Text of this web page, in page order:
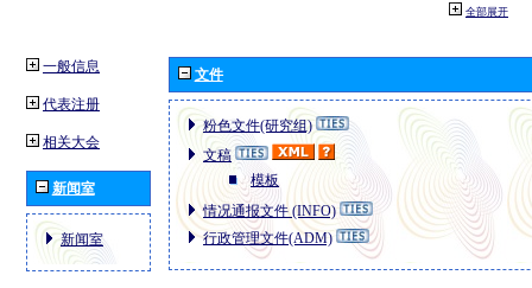
全部展开
一般信息
代表注册
相关大会
新闻室
新闻室
文件
粉色文件(研究组)
文稿
模板
情况通报文件 (INFO)
行政管理文件(ADM)